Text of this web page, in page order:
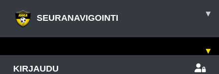
SEURANAVIGOINTI ▾
▾
KIRJAUDU